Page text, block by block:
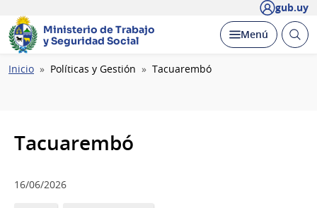
gub.uy
Ministerio de Trabajo
y Seguridad Social
Desplegar
Menú Abrir
Ruta
Inicio Políticas y Gestión Tacuarembó
Tacuarembó
16/06/2026